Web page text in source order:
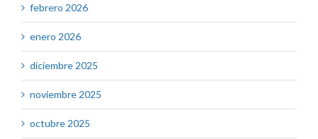
febrero 2026
enero 2026
diciembre 2025
noviembre 2025
octubre 2025